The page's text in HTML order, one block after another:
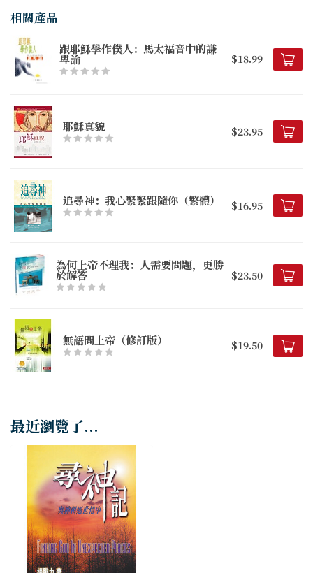
相關產品
跟耶穌學作僕人：馬太福音中的謙
卑論 $18.99
耶穌真貌 $23.95
追尋神：我心緊緊跟隨你（繁體） $16.95
為何上帝不理我：人需要問題，更勝
於解答 $23.50
無語問上帝（修訂版） $19.50
最近瀏覽了...